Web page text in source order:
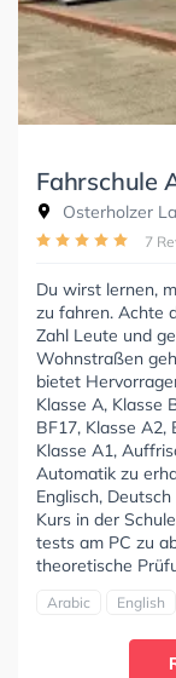
Fahrschule
Osterholzer
7
Du wirst lernen,
zu fahren. Achte
Zahl Leute und
Wohnstraßen
bietet
Klasse A, Klasse
BF17, Klasse A2,
Klasse A1,
Automatik zu
Englisch,
Kurs in der
tests am PC zu
theoretische
Arabic English